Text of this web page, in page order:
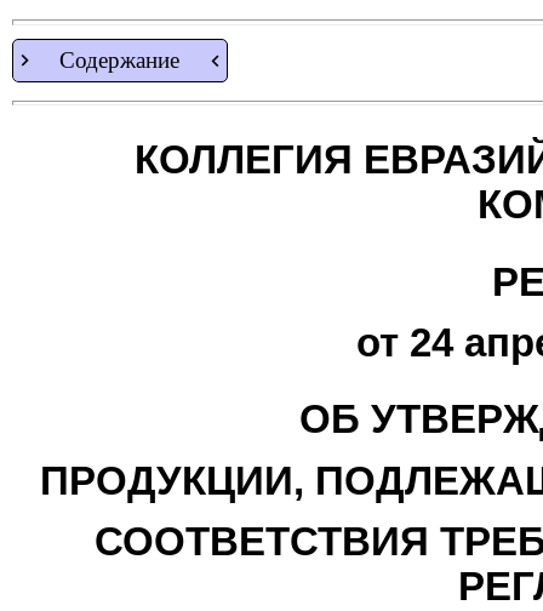
Содержание
КОЛЛЕГИЯ
от 24
ОБ
ПРОДУКЦИИ,
СООТВЕТСТВИЯ